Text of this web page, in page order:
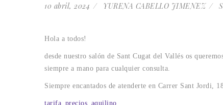
10 abril, 2024 YURENA CABELLO JIMENEZ
Hola a todos!
desde nuestro salón de Sant Cugat del Vallés os
siempre a mano para cualquier consulta.
Siempre encantados de atenderte en Carrer Sant Jordi,
tarifa_precios_aquilino